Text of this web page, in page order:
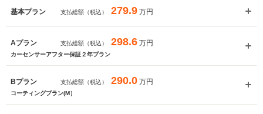
基本プラン 支払総額（税込） 279.9 万円
Aプラン 支払総額（税込） 298.6 万円
カーセンサーアフター保証２年プラン
Bプラン 支払総額（税込） 290.0 万円
コーティングプラン(M）